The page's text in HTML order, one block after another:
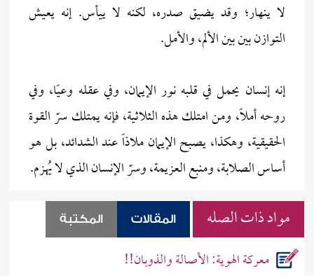
لا ينهار؛ وقد يضيق صدره، لكنه لا ييأس. إنه يعيش
التوازن بين بين الألم، والأمل.
إنه إنسان يحمل في قلبه نور الإيمان، وفي عقله وعيًا، وفي
روحه أملًا، ومن امتلك هذه الثلاثية، فإنه يمتلك سرّ القوة
الحقيقية، وهكذا، يصبح الإيمان ملاذاً عند الشدائد، بل هو
أساس الصلابة، ومنبع العزيمة، وسرّ الإنسان الذي لا يُهزم.
مواد ذات الصله المقالات المكتبة
معركة الهوية: الأصالة والذوبان!!